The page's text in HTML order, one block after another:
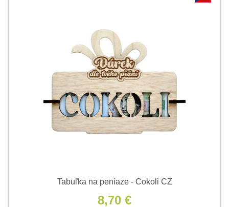
Tabuľka na peniaze - Cokoli CZ
8,70 €